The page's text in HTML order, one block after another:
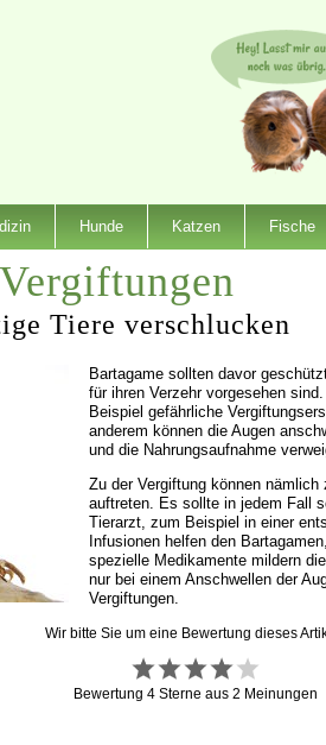
Hunde Katzen Fische
Tiere verschlucken
Bartagame sollten davor
für ihren Verzehr vorgesehen
Beispiel gefährliche
anderem können die Augen
und die Nahrungsaufnahme
Zu der Vergiftung können
auftreten. Es sollte in jedem Fall
Tierarzt, zum Beispiel in einer
Infusionen helfen den
spezielle Medikamente mildern
nur bei einem Anschwellen der
Vergiftungen.
Wir bitte Sie um eine Bewertung dieses
Bewertung 4 Sterne aus 2 Meinungen